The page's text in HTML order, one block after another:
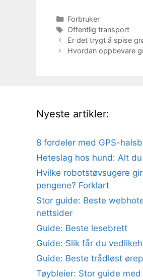
Kategorier
Forbruker
Stikkord
Offentlig transport
Er det trygt å spise
Hvordan oppbevare
Nyeste artikler:
8 fordeler med GPS-
Heteslag hos hund: Alt
Hvilke robotstøvsugere
pengene? Forklart
Stor guide: Beste
nettsider
Guide: Beste lesebrett
Guide: Slik får du
Guide: Beste trådløst
Tøybleier: Stor guide